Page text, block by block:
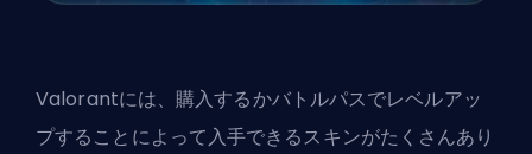
Valorantには、購入するかバトルパスでレベルアッ
プすることによって入手できるスキンがたくさんあり